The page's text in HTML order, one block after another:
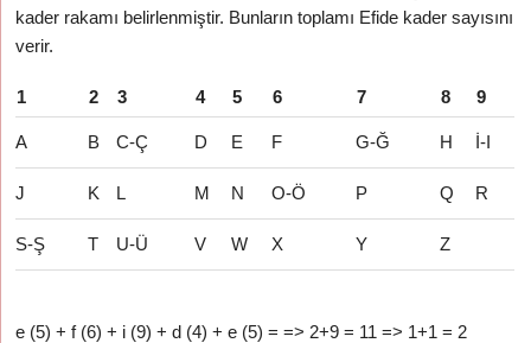
kader rakamı belirlenmiştir. Bunların toplamı Efide kader sayısını
verir.
1 2 3 4 5 6 7 8 9
A B C-Ç D E F G-Ğ H İ-I
J K L M N O-Ö P Q R
S-Ş T U-Ü V W X Y Z
e (5) + f (6) + i (9) + d (4) + e (5) = => 2+9 = 11 => 1+1 = 2